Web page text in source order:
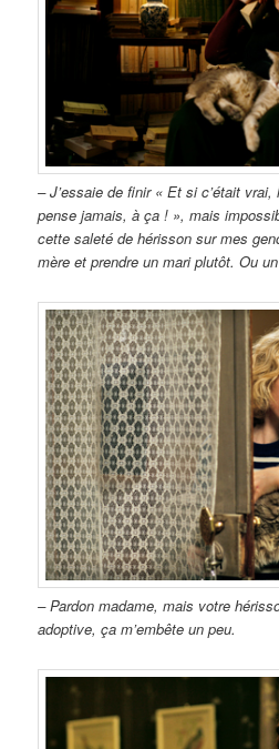
– J’essaie de finir « Et si c’était
pense jamais, à ça ! », mais
cette saleté de hérisson sur mes
mère et prendre un mari plutôt. Ou
– Pardon madame, mais votre
adoptive, ça m’embête un peu.